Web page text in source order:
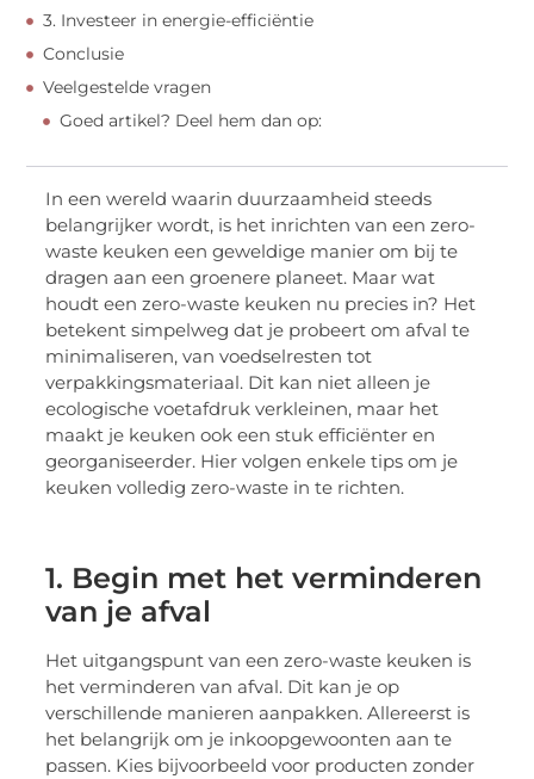
3. Investeer in energie-efficiëntie
Conclusie
Veelgestelde vragen
Goed artikel? Deel hem dan op:
In een wereld waarin duurzaamheid steeds
belangrijker wordt, is het inrichten van een zero-
waste keuken een geweldige manier om bij te
dragen aan een groenere planeet. Maar wat
houdt een zero-waste keuken nu precies in? Het
betekent simpelweg dat je probeert om afval te
minimaliseren, van voedselresten tot
verpakkingsmateriaal. Dit kan niet alleen je
ecologische voetafdruk verkleinen, maar het
maakt je keuken ook een stuk efficiënter en
georganiseerder. Hier volgen enkele tips om je
keuken volledig zero-waste in te richten.
1. Begin met het verminderen
van je afval
Het uitgangspunt van een zero-waste keuken is
het verminderen van afval. Dit kan je op
verschillende manieren aanpakken. Allereerst is
het belangrijk om je inkoopgewoonten aan te
passen. Kies bijvoorbeeld voor producten zonder